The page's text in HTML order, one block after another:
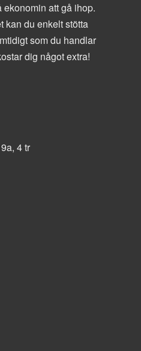
ekonomin att gå ihop.
kan du enkelt stötta
som du handlar
dig något extra!
4 tr